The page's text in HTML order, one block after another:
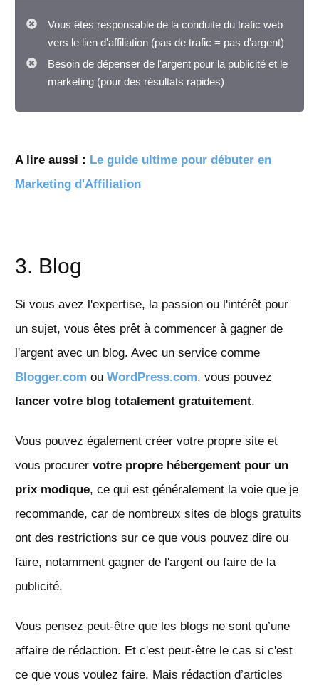
Vous êtes responsable de la conduite du trafic web
vers le lien d'affiliation (pas de trafic = pas d'argent)
Besoin de dépenser de l'argent pour la publicité et le
marketing (pour des résultats rapides)
A lire aussi : Le guide ultime pour débuter en
Marketing d'Affiliation
3. Blog
Si vous avez l'expertise, la passion ou l'intérêt pour
un sujet, vous êtes prêt à commencer à gagner de
l'argent avec un blog. Avec un service comme
Blogger.com ou WordPress.com, vous pouvez
lancer votre blog totalement gratuitement.
Vous pouvez également créer votre propre site et
vous procurer votre propre hébergement pour un
prix modique, ce qui est généralement la voie que je
recommande, car de nombreux sites de blogs gratuits
ont des restrictions sur ce que vous pouvez dire ou
faire, notamment gagner de l'argent ou faire de la
publicité.
Vous pensez peut-être que les blogs ne sont qu’une
affaire de rédaction. Et c'est peut-être le cas si c'est
ce que vous voulez faire. Mais rédaction d’articles